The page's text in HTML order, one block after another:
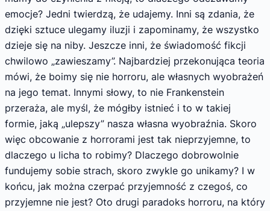
emocje? Jedni twierdzą, że udajemy. Inni są zdania, że
dzięki sztuce ulegamy iluzji i zapominamy, że wszystko
dzieje się na niby. Jeszcze inni, że świadomość fikcji
chwilowo „zawieszamy”. Najbardziej przekonująca teoria
mówi, że boimy się nie horroru, ale własnych wyobrażeń
na jego temat. Innymi słowy, to nie Frankenstein
przeraża, ale myśl, że mógłby istnieć i to w takiej
formie, jaką „ulepszy” nasza własna wyobraźnia. Skoro
więc obcowanie z horrorami jest tak nieprzyjemne, to
dlaczego u licha to robimy? Dlaczego dobrowolnie
fundujemy sobie strach, skoro zwykle go unikamy? I w
końcu, jak można czerpać przyjemność z czegoś, co
przyjemne nie jest? Oto drugi paradoks horroru, na który